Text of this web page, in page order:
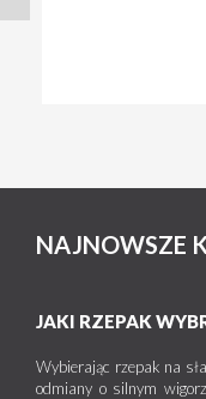
NAJNOWSZE
JAKI RZEPAK
Wybierając rzepak na
odmiany o silnym